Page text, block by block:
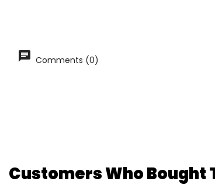
Comments (0)
Customers Who Bought